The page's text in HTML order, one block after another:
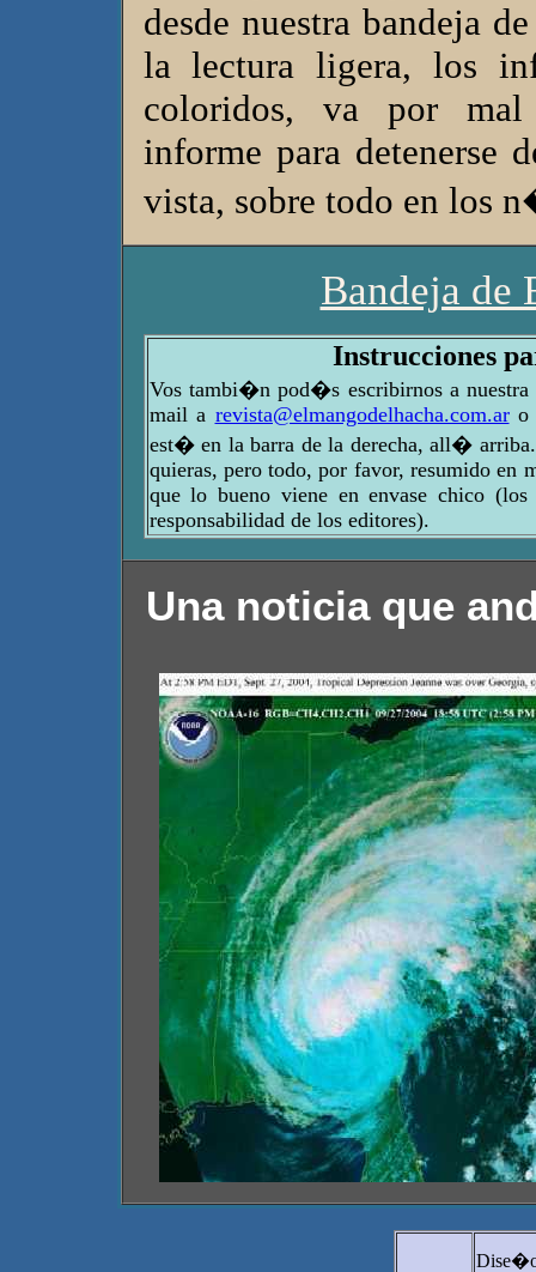
desde nuestra bandeja
la lectura ligera, los
coloridos, va por
informe para detenerse
vista, sobre todo en los
Bandeja de
Instrucciones
Vos tambi�n pod�s escribirnos a nuestra
mail a revista@elmangodelhacha.com.aro
est� en la barra de la derecha, all�
quieras, pero todo, por favor, resumido en
que lo bueno viene en envase chico
responsabilidad de los editores).
Una noticia que